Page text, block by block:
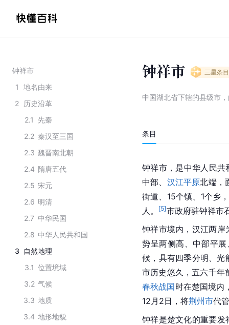
钟祥市
1
地名由来
2
历史沿革
2.1
先秦
2.2 秦汉至三国
2.3 魏晋南北朝
2.4 隋唐五代
2.5 宋元
2.6 明清
2.7 中华民国
2.8 中华人民共和国
3
自然地理
3.1 位置境域
3.2 气候
3.3 地质
3.4 地形地貌
钟祥市 三星条目
中国湖北省下辖的县级市
条目
钟祥市，是中华人民共
中部、 汉江平原北端，
街道、15个镇、1个乡
人。
[5]市政府驻钟祥市
钟祥市境内，汉江两岸
势呈两侧高、中部平
候，具有四季分明、光
市历史悠久，五六千年
春秋战国时在楚国境内
12月2日，将荆州市代
钟祥是楚文化的重要发